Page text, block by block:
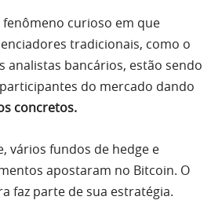
curioso em que
tradicionais, como o
analistas bancários, estão sendo
do mercado dando
concretos.
vários fundos de hedge e
apostaram no Bitcoin. O
faz parte de sua estratégia.